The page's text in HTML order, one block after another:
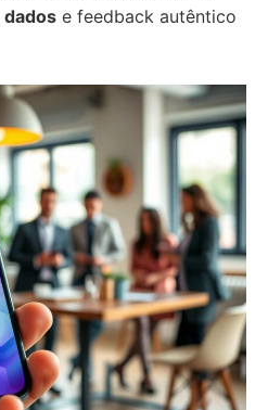
dados e feedback autêntico